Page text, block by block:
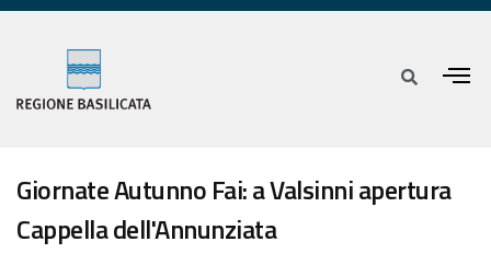
Giornate Autunno Fai: a Valsinni apertura
Cappella dell'Annunziata